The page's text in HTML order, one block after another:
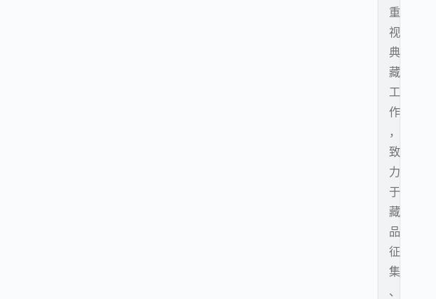
重
视
典
藏
工
作
，
致
力
于
藏
品
征
集
、